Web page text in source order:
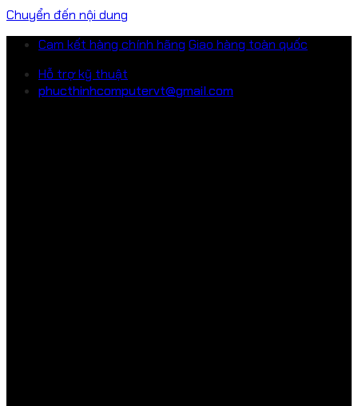
Chuyển đến nội dung
Cam kết hàng chính hãng Giao hàng toàn quốc
Hỗ trợ kỹ thuật
phucthinhcomputervt@gmail.com